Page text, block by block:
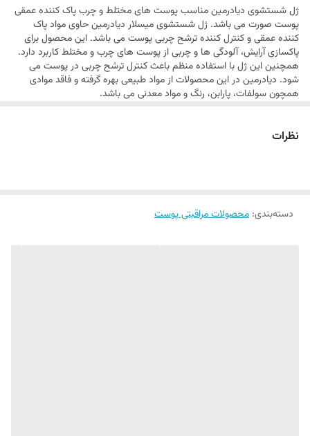
ژل شستشوی دیادرمین مناسب پوست های مختلط و چرب پاک کننده عمقی
پوست صورت می باشد. ژل شستشوی میسلار دیادرمین حاوی مواد پاک
کننده عمقی و کنترل کننده ترشح چربی پوست می باشد. این محصول برای
پاکسازی آرایش، آلودگی ها و چربی از پوست های چرب و مختلط کاربرد دارد.
همچنین این ژل با استفاده منظم باعث کنترل ترشح چربی در پوست می
شود. دیادرمین در این محصولات از مواد طبیعی بهره گرفته و فاقد موادی
همچون سولفات، پارابن، رنگ و مواد معدنی می باشد.
نظرات
دسته‌بندی: محصولات مراقبتی پوست